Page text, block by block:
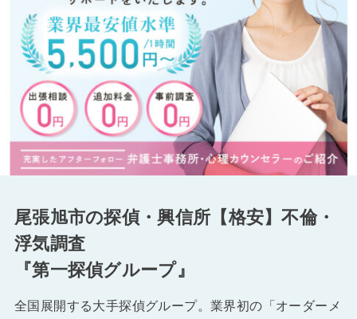
尾張旭市の探偵・興信所【格安】不倫・
浮気調査
『第一探偵グループ』
全国展開する大手探偵グループ。業界初の「オーダーメ